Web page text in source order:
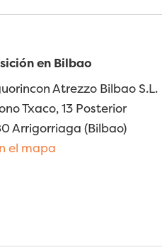
en Bilbao
Atrezzo Bilbao S.L.
Txaco, 13 Posterior
Arrigorriaga (Bilbao)
el mapa